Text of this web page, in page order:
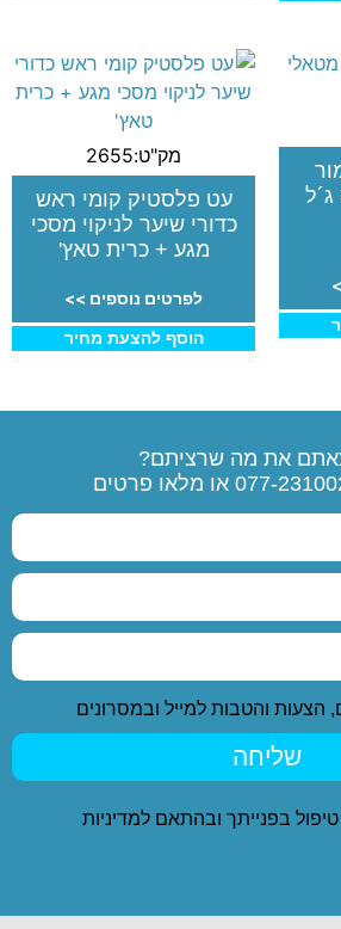
מק"ט:2655
עט פלסטיק קומי ראש
כדורי שיער לניקוי מסכי
מגע + כרית טאץ'
לפרטים נוספים >>
הוסף להצעת מחיר
את מה שרציתם?
077- או מלאו פרטים
והטבות למייל ובמסרונים
שליחה
בפנייתך ובהתאם למדיניות